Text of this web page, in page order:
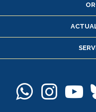
Consulta
Pago de